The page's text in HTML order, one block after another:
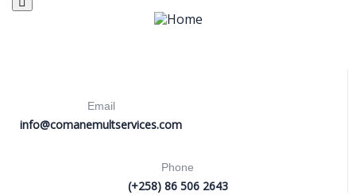
Email
info@comanemultservices.com
Phone
(+258) 86 506 2643